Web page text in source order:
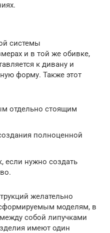
системы
и в той же обивке,
к дивану и
форму. Также этот
отдельно стоящим
полноценной
если нужно создать
желательно
моделям, в
собой липучками
имеют один